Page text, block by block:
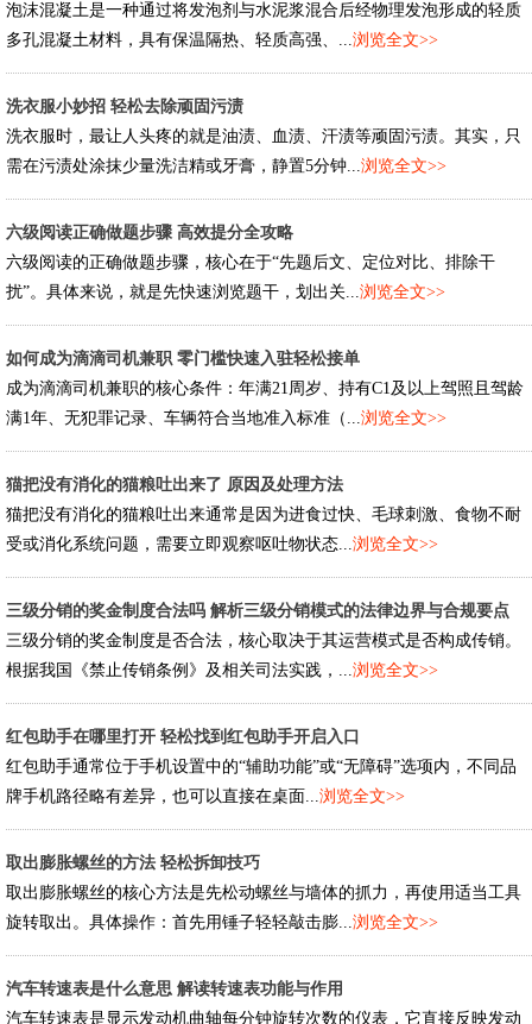
泡沫混凝土是一种通过将发泡剂与水泥浆混合后经物理发泡形成的轻质
多孔混凝土材料，具有保温隔热、轻质高强、...浏览全文>>
洗衣服小妙招 轻松去除顽固污渍
洗衣服时，最让人头疼的就是油渍、血渍、汗渍等顽固污渍。其实，只
需在污渍处涂抹少量洗洁精或牙膏，静置5分钟...浏览全文>>
六级阅读正确做题步骤 高效提分全攻略
六级阅读的正确做题步骤，核心在于“先题后文、定位对比、排除干
扰”。具体来说，就是先快速浏览题干，划出关...浏览全文>>
如何成为滴滴司机兼职 零门槛快速入驻轻松接单
成为滴滴司机兼职的核心条件：年满21周岁、持有C1及以上驾照且驾龄
满1年、无犯罪记录、车辆符合当地准入标准（...浏览全文>>
猫把没有消化的猫粮吐出来了 原因及处理方法
猫把没有消化的猫粮吐出来通常是因为进食过快、毛球刺激、食物不耐
受或消化系统问题，需要立即观察呕吐物状态...浏览全文>>
三级分销的奖金制度合法吗 解析三级分销模式的法律边界与合规要点
三级分销的奖金制度是否合法，核心取决于其运营模式是否构成传销。
根据我国《禁止传销条例》及相关司法实践，...浏览全文>>
红包助手在哪里打开 轻松找到红包助手开启入口
红包助手通常位于手机设置中的“辅助功能”或“无障碍”选项内，不同品
牌手机路径略有差异，也可以直接在桌面...浏览全文>>
取出膨胀螺丝的方法 轻松拆卸技巧
取出膨胀螺丝的核心方法是先松动螺丝与墙体的抓力，再使用适当工具
旋转取出。具体操作：首先用锤子轻轻敲击膨...浏览全文>>
汽车转速表是什么意思 解读转速表功能与作用
汽车转速表是显示发动机曲轴每分钟旋转次数的仪表，它直接反映发动